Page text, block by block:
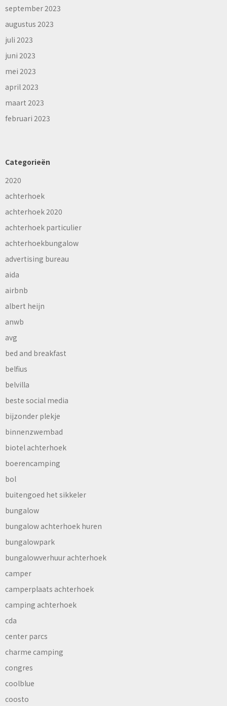
september 2023
augustus 2023
juli 2023
juni 2023
mei 2023
april 2023
maart 2023
februari 2023
Categorieën
2020
achterhoek
achterhoek 2020
achterhoek particulier
achterhoekbungalow
advertising bureau
aida
airbnb
albert heijn
anwb
avg
bed and breakfast
belfius
belvilla
beste social media
bijzonder plekje
binnenzwembad
biotel achterhoek
boerencamping
bol
buitengoed het sikkeler
bungalow
bungalow achterhoek huren
bungalowpark
bungalowverhuur achterhoek
camper
camperplaats achterhoek
camping achterhoek
cda
center parcs
charme camping
congres
coolblue
coosto